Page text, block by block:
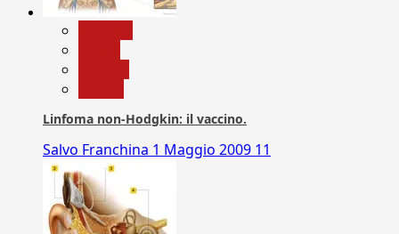
Linfoma non-Hodgkin: il vaccino.
Salvo Franchina 1 Maggio 2009 11